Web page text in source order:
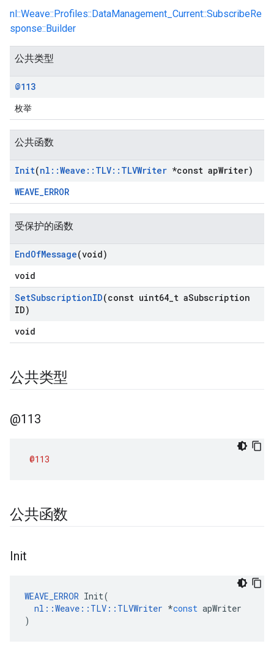
nl::Weave::Profiles::DataManagement_Current::SubscribeRe
sponse::Builder
公共类型
@113
枚举
公共函数
Init(nl ::Weave :: TLV:: TLVWriter *const apWriter)
WEAVE_ERROR
受保护的函数
EndOfMessage(void)
void
SetSubscriptionID(const uint64 t aSubscription
ID)
void
公共类型
@113
@113
公共函数
Init
WEAVE_ERROR Init(
nl ::Weave :: TLV :: TLVWriter *const apWriter
)